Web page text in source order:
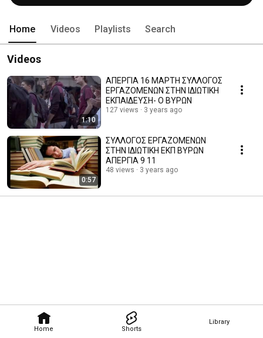
Home Shorts
Library
Home Videos Playlists Search
Videos
1:10
ΑΠΕΡΓΙΑ 16 ΜΑΡΤΗ ΣΥΛΛΟΓΟΣ
ΕΡΓΑΖΟΜΕΝΩΝ ΣΤΗΝ ΙΔΙΩΤΙΚΗ
ΕΚΠΑΙΔΕΥΣΗ- Ο ΒΥΡΩΝ
127 views 3 years ago
0:57
ΣΥΛΛΟΓΟΣ ΕΡΓΑΖΟΜΕΝΩΝ
ΣΤΗΝ ΙΔΙΩΤΙΚΗ ΕΚΠ ΒΥΡΩΝ
ΑΠΕΡΓΙΑ 9 11
48 views 3 years ago